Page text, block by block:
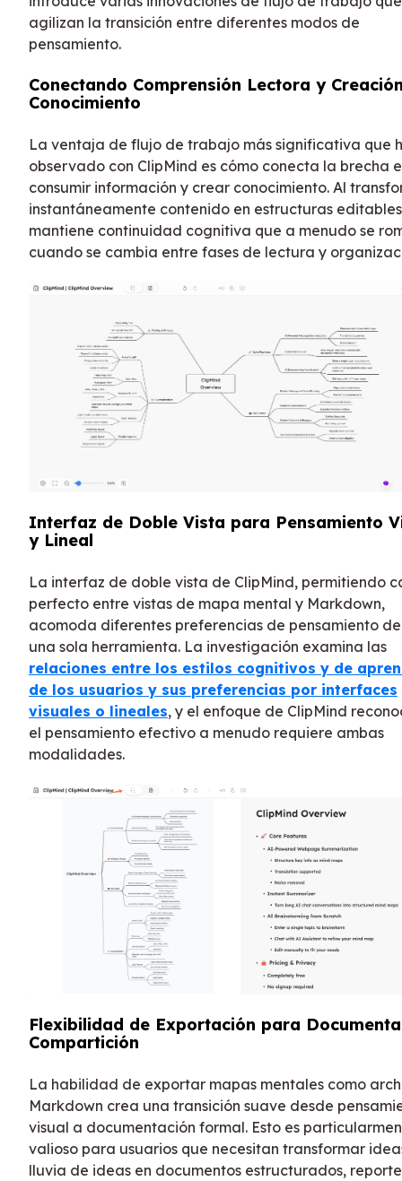
agilizan la transición entre diferentes modos de
pensamiento.
Conectando Comprensión Lectora y
Conocimiento
La ventaja de flujo de trabajo más significativa que
observado con ClipMind es cómo conecta la brecha
consumir información y crear conocimiento. Al
instantáneamente contenido en estructuras
mantiene continuidad cognitiva que a menudo se
cuando se cambia entre fases de lectura y
Interfaz de Doble Vista para Pensamiento
y Lineal
La interfaz de doble vista de ClipMind, permitiendo
perfecto entre vistas de mapa mental y Markdown,
acomoda diferentes preferencias de pensamiento
una sola herramienta. La investigación examina las
relaciones entre los estilos cognitivos y de
de los usuarios y sus preferencias por interfaces
visuales o lineales, y el enfoque de ClipMind
el pensamiento efectivo a menudo requiere ambas
modalidades.
Flexibilidad de Exportación para
Compartición
La habilidad de exportar mapas mentales como
Markdown crea una transición suave desde
visual a documentación formal. Esto es
valioso para usuarios que necesitan transformar
lluvia de ideas en documentos estructurados,